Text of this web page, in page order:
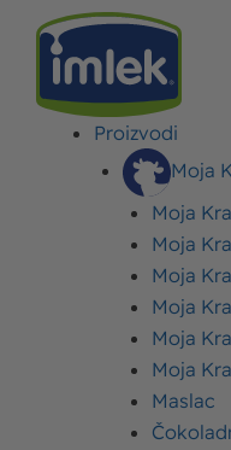
Proizvodi
Moja
Moja
Moja
Moja
Moja
Moja
Moja
Maslac
>VESTI>KOMPANIJA
NOVOSADSKOG
ŠAMPION